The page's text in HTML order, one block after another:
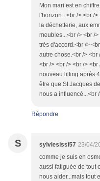
Mon mari est en
l'horizon...<br /> <br /
la déchetterie, aux
meubles...<br /> <br /
très d'accord.<br />
autre chose.<br />
<br /> <br /> <br />
nouveau lifting aprés
être que St Jacques
nous a influencé...<br
Répondre
S sylviesissi57 23/04/
comme je suis en
aussi fatiguée de tout
nous aider...mais tout